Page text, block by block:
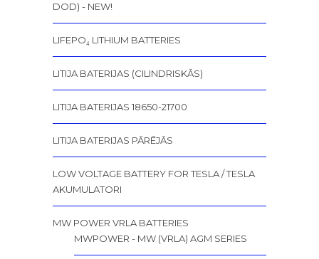
DOD) - NEW!
LIFEPO₄ LITHIUM BATTERIES
LITIJA BATERIJAS (CILINDRISKĀS)
LITIJA BATERIJAS 18650-21700
LITIJA BATERIJAS PĀRĒJĀS
LOW VOLTAGE BATTERY FOR TESLA / TESLA
AKUMULATORI
MW POWER VRLA BATTERIES
MWPOWER - MW (VRLA) AGM SERIES